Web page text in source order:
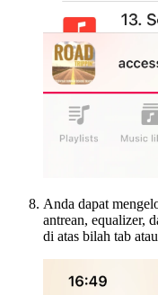
Anda dapat
antrean, equalizer,
di atas bilah tab